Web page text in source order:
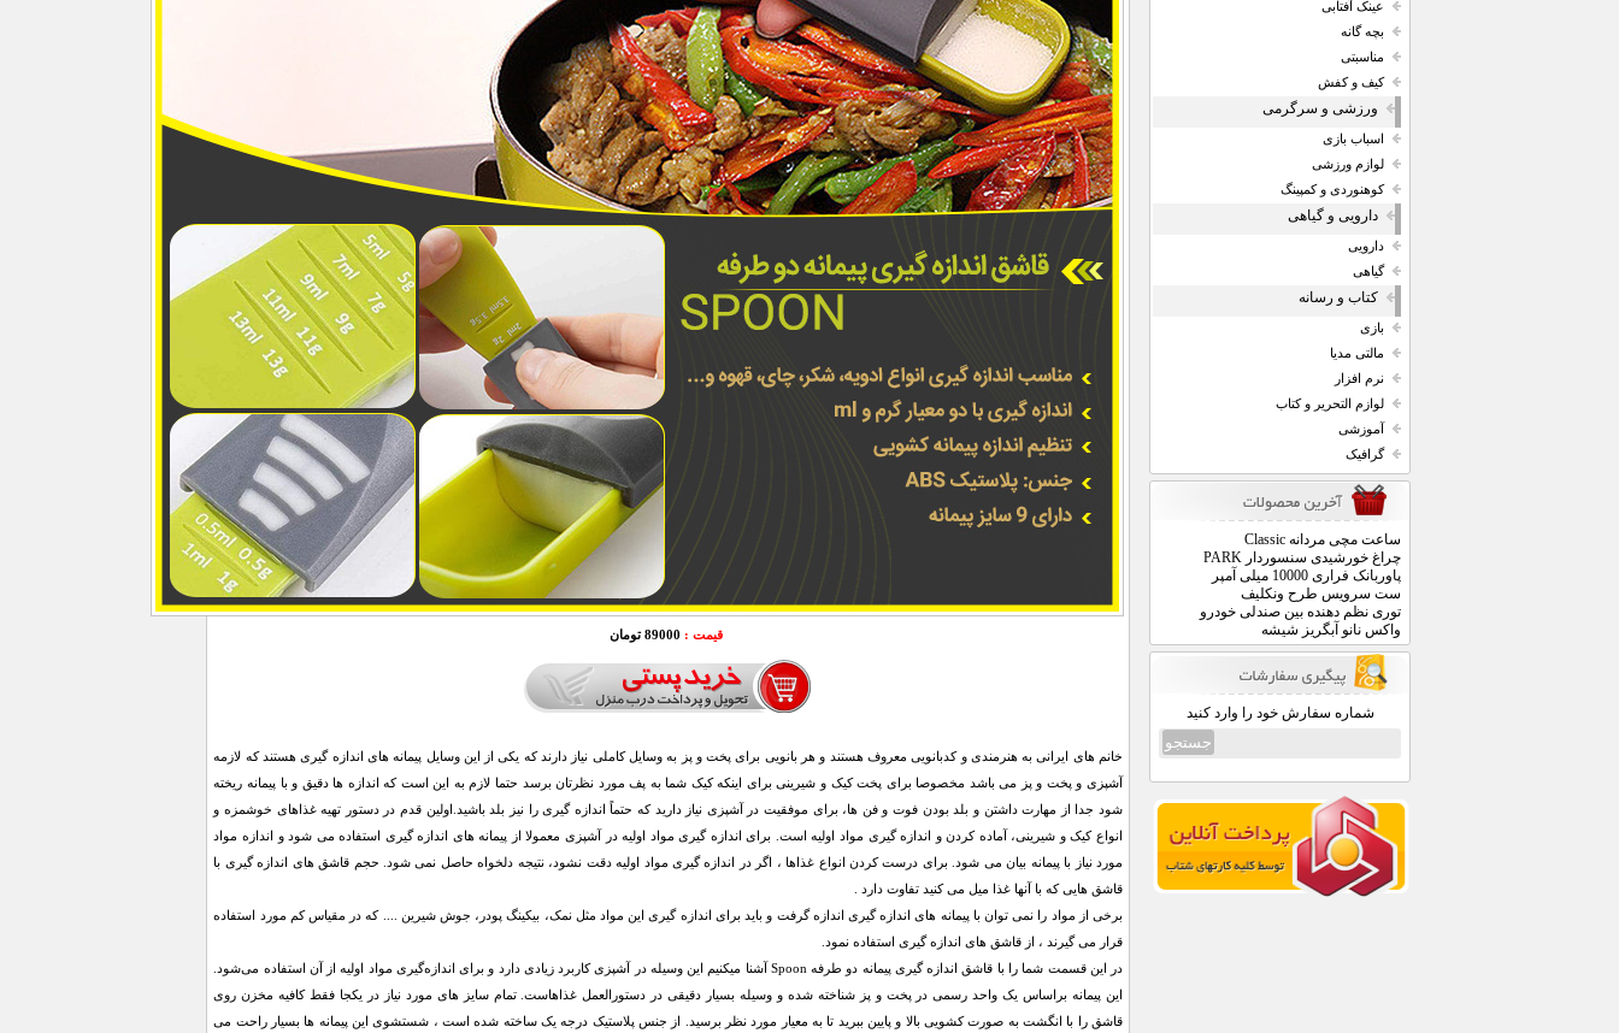
عینک آفتابی
بچه گانه
مناسبتی
کیف و کفش
ورزشی و سرگرمی
اسباب بازی
لوازم ورزشی
کوهنوردی و کمپینگ
دارویی و گیاهی
دارویی
گیاهی
کتاب و رسانه
بازی
مالتی مدیا
نرم افزار
لوازم التحریر و کتاب
آموزشی
گرافیک
ساعت مچی مردانه Classic
چراغ خورشیدی سنسوردار PARK
پاوربانک فراری 10000 میلی آمپر
ست سرویس طرح ونکلیف
توری نظم دهنده بین صندلی خودرو
واکس نانو آبگریز شیشه
شماره سفارش خود را وارد کنید
قیمت : 89000 تومان
خانم های ایرانی به هنرمندی و کدبانویی معروف هستند و هر بانویی برای پخت و پز به وسایل کاملی نیاز دارند که یکی از این وسایل پیمانه های اندازه گیری هستند که لازمه
آشپزی و پخت و پز می باشد مخصوصا برای پخت کیک و شیرینی برای اینکه کیک شما به پف مورد نظرتان برسد حتما لازم به این است که اندازه ها دقیق و با پیمانه ریخته
شود جدا از مهارت داشتن و بلد بودن فوت و فن ها، برای موفقیت در آشپزی نیاز دارید که حتماً اندازه گیری را نیز بلد باشید.اولین قدم در دستور تهیه غذاهای خوشمزه و
انواع کیک و شیرینی، آماده کردن و اندازه گیری مواد اولیه است. برای اندازه گیری مواد اولیه در آشپزی معمولا از پیمانه های اندازه گیری استفاده می شود و اندازه مواد
مورد نیاز با پیمانه بیان می شود. برای درست کردن انواع غذاها ، اگر در اندازه گیری مواد اولیه دقت نشود، نتیجه دلخواه حاصل نمی شود. حجم قاشق های اندازه گیری با
قاشق هایی که با آنها غذا میل می کنید تفاوت دارد .
برخی از مواد را نمی توان با پیمانه های اندازه گیری اندازه گرفت و باید برای اندازه گیری این مواد مثل نمک، بیکینگ پودر، جوش شیرین .... که در مقیاس کم مورد استفاده
قرار می گیرند ، از قاشق های اندازه گیری استفاده نمود.
در این قسمت شما را با قاشق اندازه گیری پیمانه دو طرفه Spoon آشنا میکنیم این وسیله در آشپزی کاربرد زیادی دارد و برای اندازه‌گیری مواد اولیه از آن استفاده می‌شود.
این پیمانه براساس یک واحد رسمی در پخت و پز شناخته شده و وسیله بسیار دقیقی در دستورالعمل غذاهاست. تمام سایز های مورد نیاز در یکجا فقط کافیه مخزن روی
قاشق را با انگشت به صورت کشویی بالا و پایین ببرید تا به معیار مورد نظر برسید. از جنس پلاستیک درجه یک ساخته شده است ، شستشوی این پیمانه ها بسیار راحت می